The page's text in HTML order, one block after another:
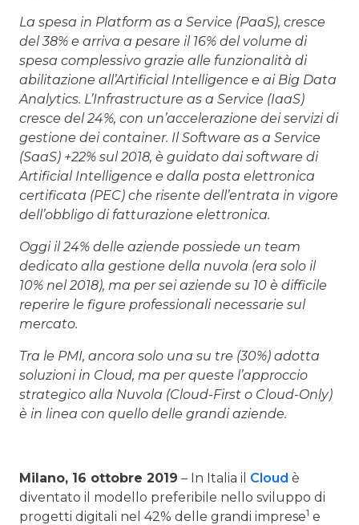
La spesa in Platform as a Service (PaaS), cresce
del 38% e arriva a pesare il 16% del volume di
spesa complessivo grazie alle funzionalità di
abilitazione all’Artificial Intelligence e ai Big Data
Analytics. L’Infrastructure as a Service (IaaS)
cresce del 24%, con un’accelerazione dei servizi di
gestione dei container. Il Software as a Service
(SaaS) +22% sul 2018, è guidato dai software di
Artificial Intelligence e dalla posta elettronica
certificata (PEC) che risente dell’entrata in vigore
dell’obbligo di fatturazione elettronica.
Oggi il 24% delle aziende possiede un team
dedicato alla gestione della nuvola (era solo il
10% nel 2018), ma per sei aziende su 10 è difficile
reperire le figure professionali necessarie sul
mercato.
Tra le PMI, ancora solo una su tre (30%) adotta
soluzioni in Cloud, ma per queste l’approccio
strategico alla Nuvola (Cloud-First o Cloud-Only)
è in linea con quello delle grandi aziende.
Milano, 16 ottobre 2019 – In Italia il Cloud è
diventato il modello preferibile nello sviluppo di
progetti digitali nel 42% delle grandi imprese1 e